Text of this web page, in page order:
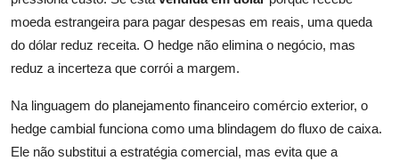
moeda estrangeira para pagar despesas em reais, uma queda
do dólar reduz receita. O hedge não elimina o negócio, mas
reduz a incerteza que corrói a margem.
Na linguagem do planejamento financeiro comércio exterior, o
hedge cambial funciona como uma blindagem do fluxo de caixa.
Ele não substitui a estratégia comercial, mas evita que a